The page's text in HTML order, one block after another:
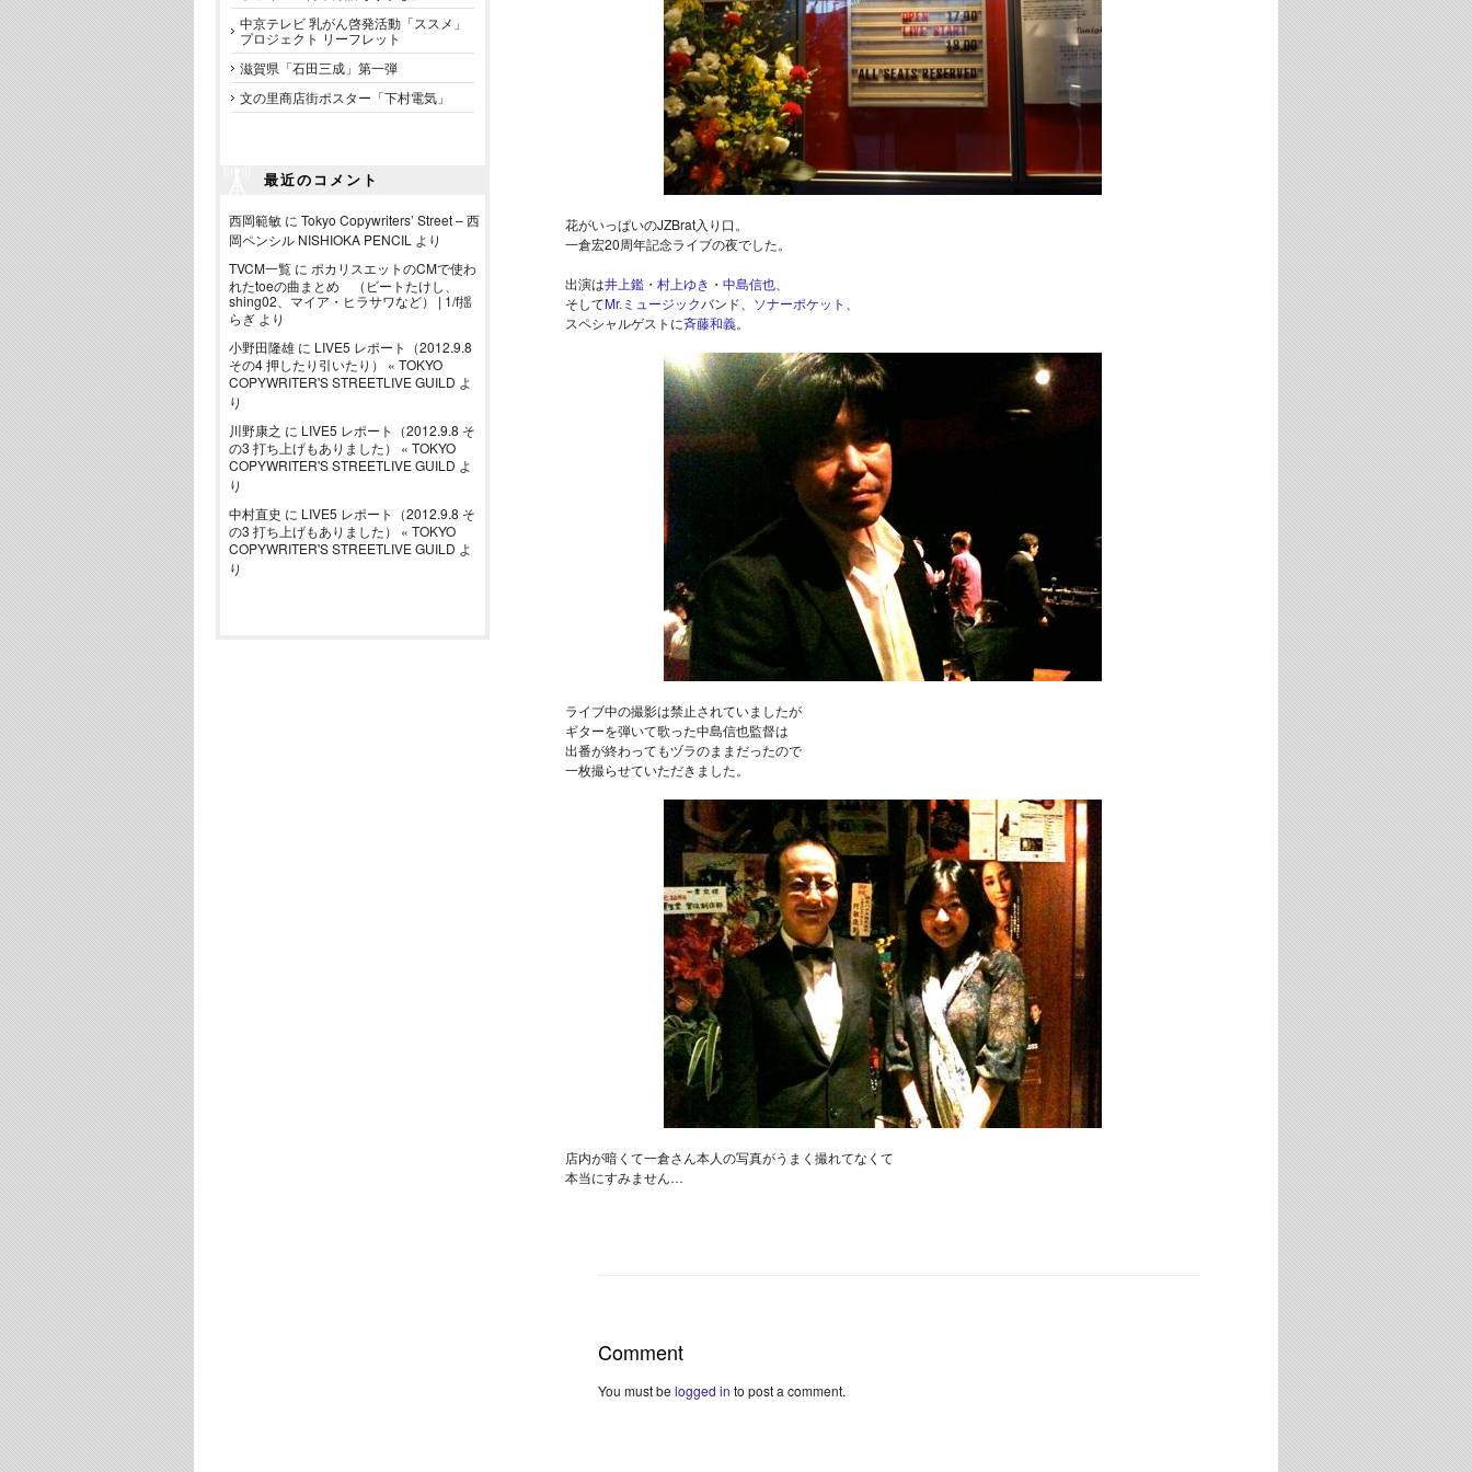
中京テレビ 乳がん啓発活動「ススメ」
プロジェクト リーフレット
滋賀県「石田三成」第一弾
文の里商店街ポスター「下村電気」
最近のコメント
西岡範敏 に Tokyo Copywriters’ Street – 西
岡ペンシル NISHIOKA PENCIL より
TVCM一覧 に ポカリスエットのCMで使わ
れたtoeの曲まとめ （ビートたけし、
shing02、マイア・ヒラサワなど） | 1/f揺
らぎ より
小野田隆雄 に LIVE5 レポート（2012.9.8
その4 押したり引いたり） « TOKYO
COPYWRITER'S STREETLIVE GUILD よ
り
川野康之 に LIVE5 レポート（2012.9.8 そ
の3 打ち上げもありました） « TOKYO
COPYWRITER'S STREETLIVE GUILD よ
り
中村直史 に LIVE5 レポート（2012.9.8 そ
の3 打ち上げもありました） « TOKYO
COPYWRITER'S STREETLIVE GUILD よ
り
花がいっぱいのJZBrat入り口。
一倉宏20周年記念ライブの夜でした。
出演は井上鑑・ 村上ゆき ・ 中島信也、
そしてMr.ミュージックバンド、 ソナーポケット
スペシャルゲストに斉藤和義。
ライブ中の撮影は禁止されていましたが
ギターを弾いて歌った中島信也監督は
出番が終わってもヅラのままだったので
一枚撮らせていただきました。
店内が暗くて一倉さん本人の写真がうまく撮れてなくて
本当にすみません…
Comment
You must be logged in to post a comment.